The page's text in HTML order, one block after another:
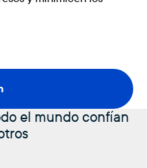
el mundo confían